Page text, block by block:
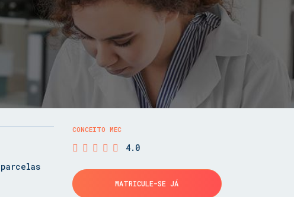
CONCEITO MEC
4.0
MATRICULE-SE JÁ